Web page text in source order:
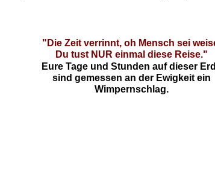
"Die Zeit verrinnt, oh Mensch sei
Du tust NUR einmal diese Reise."
Eure Tage und Stunden auf dieser
sind gemessen an der Ewigkeit ein
Wimpernschlag.